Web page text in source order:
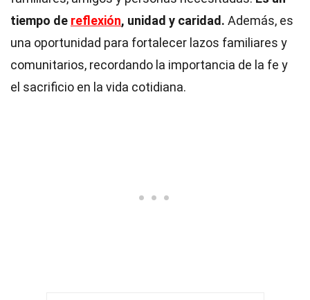
tiempo de reflexión, unidad y caridad. Además, es
una oportunidad para fortalecer lazos familiares y
comunitarios, recordando la importancia de la fe y
el sacrificio en la vida cotidiana.